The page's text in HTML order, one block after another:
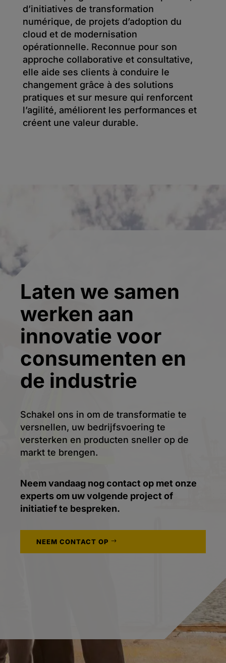
d’initiatives de transformation
numérique, de projets d’adoption du
cloud et de modernisation
opérationnelle. Reconnue pour son
approche collaborative et consultative,
elle aide ses clients à conduire le
changement grâce à des solutions
pratiques et sur mesure qui renforcent
l’agilité, améliorent les performances et
créent une valeur durable.
Laten we samen
werken aan
innovatie voor
consumenten en
de industrie
Schakel ons in om de transformatie te
versnellen, uw bedrijfsvoering te
versterken en producten sneller op de
markt te brengen.
Neem vandaag nog contact op met onze
experts om uw volgende project of
initiatief te bespreken.
NEEM CONTACT OP